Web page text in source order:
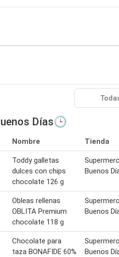
Días🕒
Nombre Tienda
Toddy galletas
dulces con chips
chocolate 126 g
Buenos
Obleas rellenas
OBLITA Premium
chocolate 118 g
Buenos
Chocolate para
taza BONAFIDE 60%
Buenos